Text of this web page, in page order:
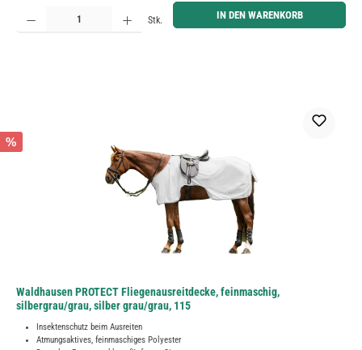
Produkt Anzahl: Gib den gewünschten Wert ein oder benutze die Schaltflächen um die Anzahl zu
Stk. IN DEN WARENKORB
%
Waldhausen PROTECT Fliegenausreitdecke, feinmaschig,
silbergrau/grau, silber grau/grau, 115
Insektenschutz beim Ausreiten
Atmungsaktives, feinmaschiges Polyester